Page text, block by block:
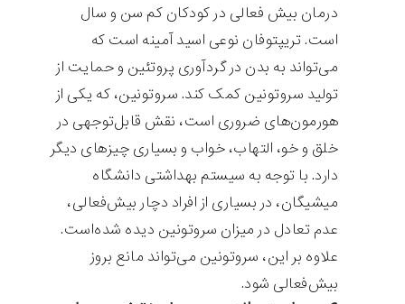
درمان بیش فعالی در کودکان کم سن و سال
است. تریپتوفان نوعی اسید آمینه است که
می‌تواند به بدن در گردآوری پروتئین و حمایت از
تولید سروتونین کمک کند. سروتونین، که یکی از
هورمون‌های ضروری است، نقش قابل‌توجهی در
خلق و خو، التهاب، خواب و بسیاری چیزهای دیگر
دارد. با توجه به سیستم بهداشتی دانشگاه
میشیگان، در بسیاری از افراد دچار بیش‌فعالی،
عدم تعادل در میزان سروتونین دیده شده‌است.
علاوه بر این، سروتونین می‌تواند مانع بروز
بیش‌فعالی شود.